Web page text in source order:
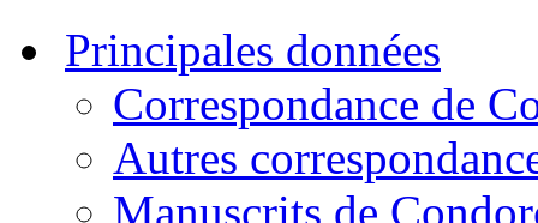
Principales données
Correspondance de
Autres
Manuscrits de